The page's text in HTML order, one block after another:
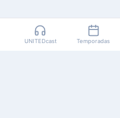
UNITEDcast Temporadas